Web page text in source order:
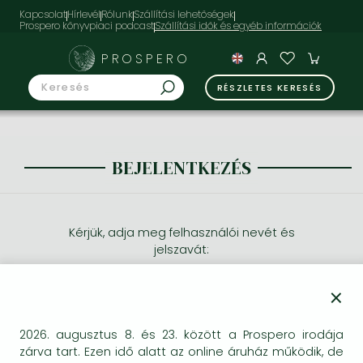
KapcsolatHírlevélRólunkSzállítási lehetőségek
Prospero könyvpiaci podcast
PROSPERO
RÉSZLETES KERESÉS
BEJELENTKEZÉS
Kérjük, adja meg felhasználói nevét és
jelszavát:
×
2026. augusztus 8. és 23. között a Prospero irodája
zárva tart. Ezen idő alatt az online áruház működik, de